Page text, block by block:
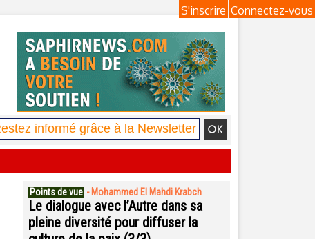
Connectez-vous
S'inscrire
Points de vue - Mohammed El Mahdi Krabch
Le dialogue avec l’Autre dans sa
pleine diversité pour diffuser la